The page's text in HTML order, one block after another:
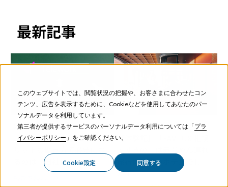
このウェブサイトでは、閲覧状況の把握や、お客さまに合わせたコン
テンツ、広告を表示するために、Cookieなどを使用してあなたのパー
ソナルデータを利用しています。
第三者が提供するサービスのパーソナルデータ利用については「プラ
イバシーポリシー 」をご確認ください。
Cookie設定 同意する
最新記事
2026.07.13
テレワーク＆出社のハイブ
るのは「出社ログ」⁉
2026.06.26
【体験記】「FAV LUX 札幌
旅行に最高のホテルでし
た！